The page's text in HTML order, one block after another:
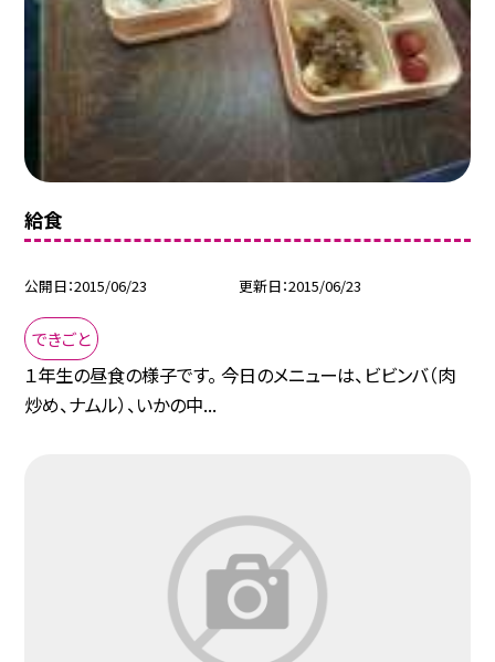
給食
公開日 2015/06/23 更新日 2015/06/23
できごと
１年生の昼食の様子です。 今日のメニューは、ビビンバ（肉
炒め、ナムル）、いかの中...